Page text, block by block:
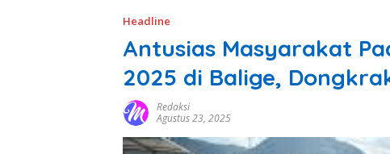
Headline
Antusias Masyarakat
2025 di Balige,
Redaksi
Agustus 23, 2025